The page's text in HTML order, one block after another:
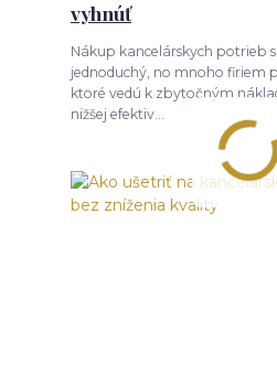
vyhnúť
Nákup kancelárskych potrieb
jednoduchý, no mnoho firiem
ktoré vedú k zbytočným
nižšej efektiv...